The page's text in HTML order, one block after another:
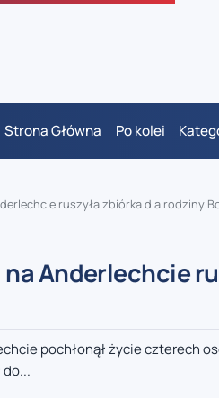
Strona Główna Po kolei
ruszyła zbiórka dla rodziny
Anderlechcie
pochłonął życie czterech